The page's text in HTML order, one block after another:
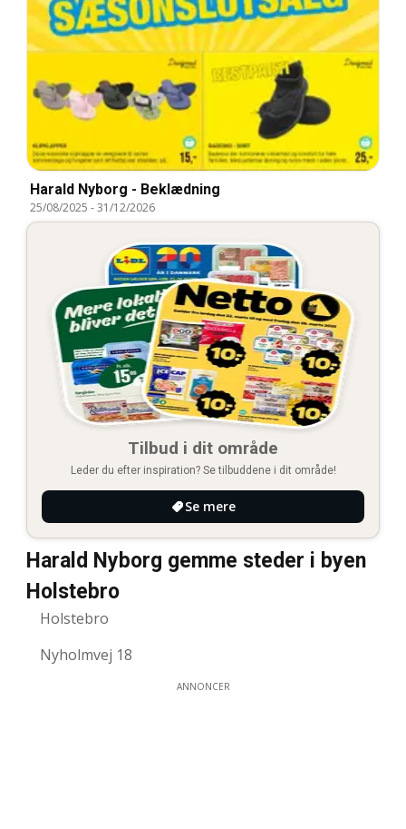
Harald Nyborg - Beklædning
25/08/2025 -31/12/2026
Tilbud i dit område
Leder du efter inspiration? Se tilbuddene i dit område!
Se mere
Harald Nyborg gemme steder i byen
Holstebro
Holstebro
Nyholmvej 18
ANNONCER